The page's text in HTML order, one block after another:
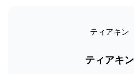
ティアキン
ティアキン